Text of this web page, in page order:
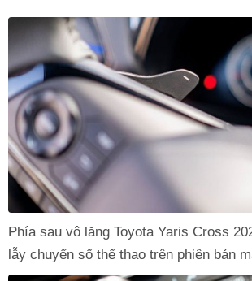
Phía sau vô lăng Toyota Yaris Cross
lẫy chuyển số thể thao trên phiên bản